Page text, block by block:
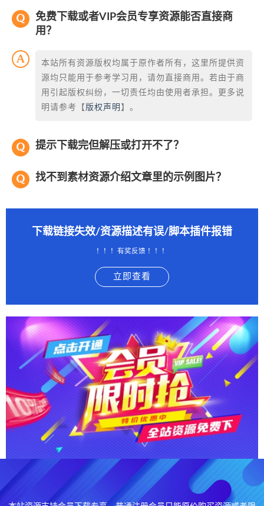
免费下载或者VIP会员专享资源能否直接商
用？
本站所有资源版权均属于原作者所有，这里所提供资
源均只能用于参考学习用，请勿直接商用。若由于商
用引起版权纠纷，一切责任均由使用者承担。更多说
明请参考【 版权声明 】。
提示下载完但解压或打开不了？
找不到素材资源介绍文章里的示例图片？
下载链接失效/资源描述有误/脚本插件报错
！！！有奖反馈 ！！！
立即查看